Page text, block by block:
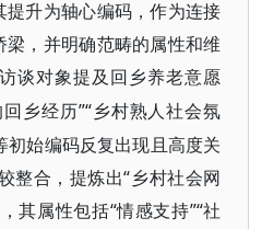
升为轴心编码，作为连接
，并明确范畴的属性和维
谈对象提及回乡养老意愿
乡经历”“乡村熟人社会氛
初始编码反复出现且高度关
整合，提炼出“乡村社会网
其属性包括“情感支持”“社